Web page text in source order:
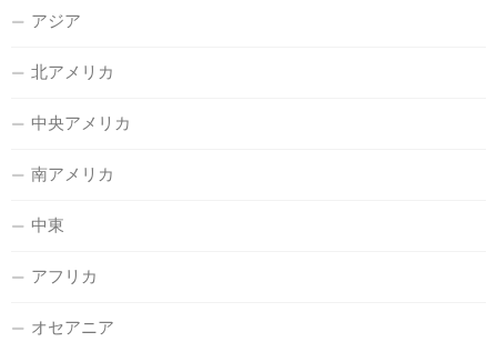
アジア
北アメリカ
中央アメリカ
南アメリカ
中東
アフリカ
オセアニア